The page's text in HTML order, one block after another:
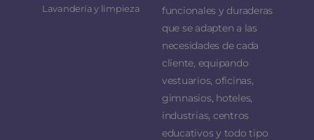
Lavandería y limpieza
funcionales y duraderas
que se adapten a las
necesidades de cada
cliente, equipando
vestuarios, oficinas,
gimnasios, hoteles,
industrias, centros
educativos y todo tipo